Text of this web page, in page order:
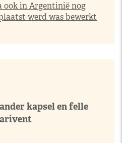
ook in Argentinië nog
werd was bewerkt
kapsel en felle